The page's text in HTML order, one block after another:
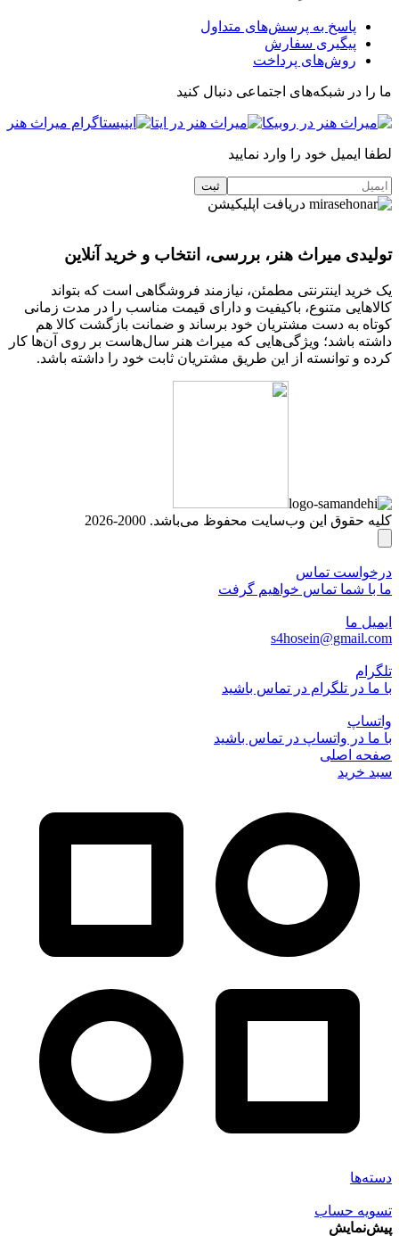
پاسخ به پرسش‌های متداول
پیگیری سفارش
روش‌های پرداخت
ما را در شبکه‌های اجتماعی دنبال کنید
لطفا ایمیل خود را وارد نمایید
دریافت اپلیکیشن
تولیدی میراث هنر، بررسی، انتخاب و خرید آنلاین
یک خرید اینترنتی مطمئن، نیازمند فروشگاهی است که بتواند
کالاهایی متنوع، باکیفیت و دارای قیمت مناسب را در مدت زمانی
کوتاه به دست مشتریان خود برساند و ضمانت بازگشت کالا هم
داشته باشد؛ ویژگی‌هایی که میراث هنر سال‌هاست بر روی آن‌ها کار
کرده و توانسته از این طریق مشتریان ثابت خود را داشته باشد.
کلیه حقوق این وب‌سایت محفوظ می‌باشد. 2000-2026
درخواست تماس
ما با شما تماس خواهیم گرفت
ایمیل ما
s4hosein@gmail.com
تلگرام
با ما در تلگرام در تماس باشید
واتساپ
با ما در واتساپ در تماس باشید
صفحه اصلی
سبد خرید
دسته‌ها
تسویه حساب
پیش‌نمایش